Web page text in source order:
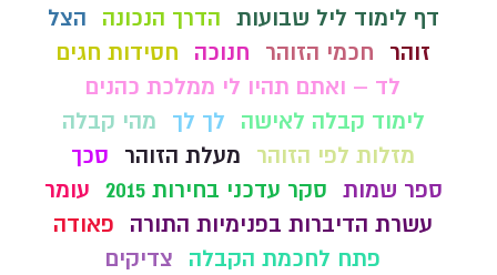
דף לימוד ליל שבועות הדרך הנכונה
הצל
זוהר
חכמי הזוהר חנוכה
חסידות חגים
לד – ואתם תהיו לי ממלכת כהנים
לימוד קבלה לאישה
לך לך
מהי קבלה
מזלות לפי הזוהר
מעלת הזוהר
סכך
ספר שמות סקר עדכני בחירות 2015
עומר
עשרת הדיברות בפנימיות התורה
פאודה
פתח לחכמת הקבלה
צדיקים